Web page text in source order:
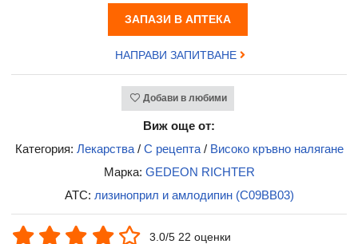
ЗАПАЗИ В АПТЕКА
НАПРАВИ ЗАПИТВАНЕ
Добави в любими
Виж още от:
Категория: Лекарства/ С рецепта/ Високо кръвно налягане
Марка: GEDEON RICHTER
ATC: лизиноприл и амлодипин (C09BB03)
3.0/5 22 оценки